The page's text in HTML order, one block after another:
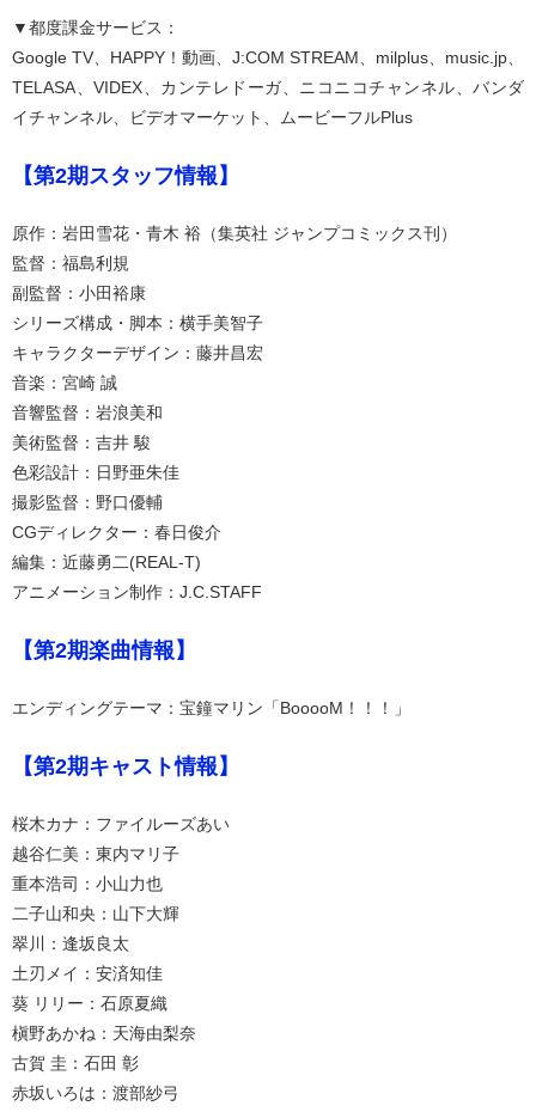
▼都度課金サービス：
Google TV、HAPPY！動画、J:COM STREAM、milplus、music.jp、
TELASA、VIDEX、カンテレドーガ、ニコニコチャンネル、バンダ
イチャンネル、ビデオマーケット、ムービーフルPlus
【第2期スタッフ情報】
原作：岩田雪花・青木 裕（集英社 ジャンプコミックス刊）
監督：福島利規
副監督：小田裕康
シリーズ構成・脚本：横手美智子
キャラクターデザイン：藤井昌宏
音楽：宮崎 誠
音響監督：岩浪美和
美術監督：吉井 駿
色彩設計：日野亜朱佳
撮影監督：野口優輔
CGディレクター：春日俊介
編集：近藤勇二(REAL-T)
アニメーション制作：J.C.STAFF
【第2期楽曲情報】
エンディングテーマ：宝鐘マリン「BooooM！！！」
【第2期キャスト情報】
桜木カナ：ファイルーズあい
越谷仁美：東内マリ子
重本浩司：小山力也
二子山和央：山下大輝
翠川：逢坂良太
土刃メイ：安済知佳
葵 リリー：石原夏織
槇野あかね：天海由梨奈
古賀 圭：石田 彰
赤坂いろは：渡部紗弓